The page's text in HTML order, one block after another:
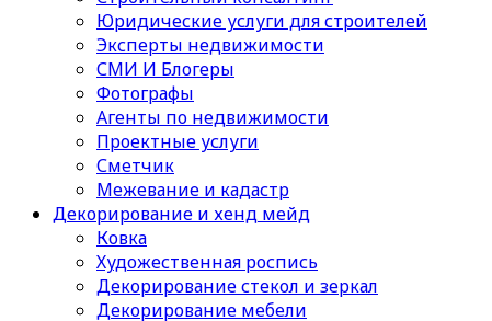
Юридические услуги для строителей
Эксперты недвижимости
СМИ И Блогеры
Фотографы
Агенты по недвижимости
Проектные услуги
Сметчик
Межевание и кадастр
Декорирование и хенд мейд
Ковка
Художественная роспись
Декорирование стекол и зеркал
Декорирование мебели